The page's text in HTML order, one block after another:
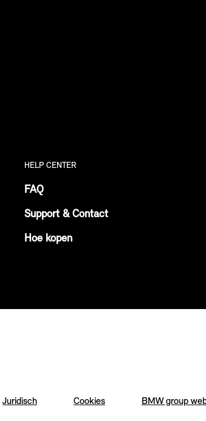
HELP CENTER
FAQ
Support & Contact
Hoe kopen
Juridisch Cookies BMW group